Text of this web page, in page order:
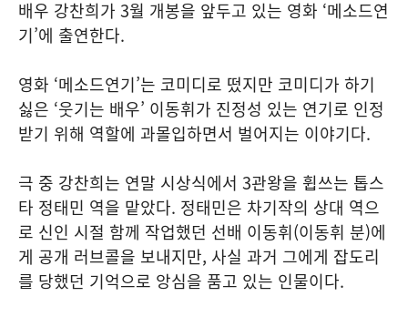
배우 강찬희가 3월 개봉을 앞두고 있는 영화 ‘메소드연
기’에 출연한다.
영화 ‘메소드연기’는 코미디로 떴지만 코미디가 하기
싫은 ‘웃기는 배우’ 이동휘가 진정성 있는 연기로 인정
받기 위해 역할에 과몰입하면서 벌어지는 이야기다.
극 중 강찬희는 연말 시상식에서 3관왕을 휩쓰는 톱스
타 정태민 역을 맡았다. 정태민은 차기작의 상대 역으
로 신인 시절 함께 작업했던 선배 이동휘(이동휘 분)에
게 공개 러브콜을 보내지만, 사실 과거 그에게 잡도리
를 당했던 기억으로 앙심을 품고 있는 인물이다.